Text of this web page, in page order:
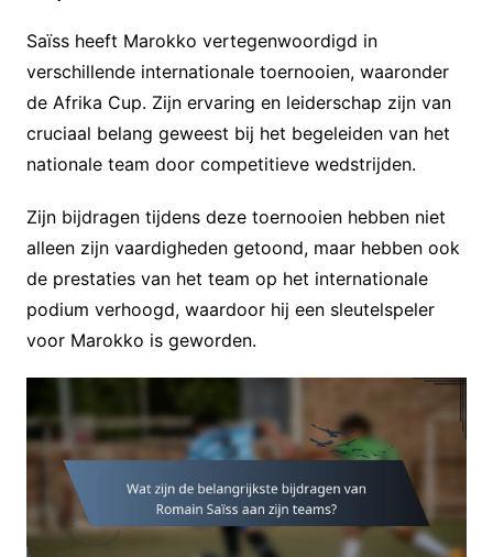
Saïss heeft Marokko vertegenwoordigd in
verschillende internationale toernooien, waaronder
de Afrika Cup. Zijn ervaring en leiderschap zijn van
cruciaal belang geweest bij het begeleiden van het
nationale team door competitieve wedstrijden.
Zijn bijdragen tijdens deze toernooien hebben niet
alleen zijn vaardigheden getoond, maar hebben ook
de prestaties van het team op het internationale
podium verhoogd, waardoor hij een sleutelspeler
voor Marokko is geworden.